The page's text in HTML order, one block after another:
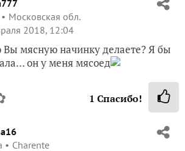
Московская обл.
2018, 12:04
Вы мясную начинку делаете? Я бы
он у меня мясоед
1 Спасибо!
Charente